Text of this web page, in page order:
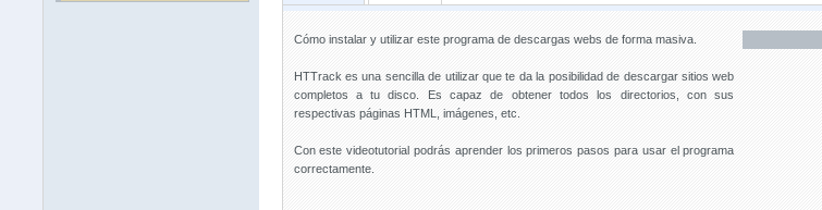
Cómo instalar y utilizar este programa de descargas webs de forma masiva.
HTTrack es una sencilla de utilizar que te da la posibilidad de descargar sitios web
completos a tu disco. Es capaz de obtener todos los directorios, con sus
respectivas páginas HTML, imágenes, etc.
Con este videotutorial podrás aprender los primeros pasos para usar el programa
correctamente.